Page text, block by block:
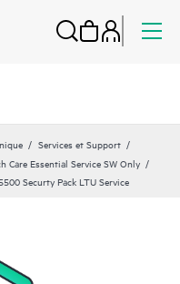
Services et Support
Care Essential Service SW Only
Securty Pack LTU Service